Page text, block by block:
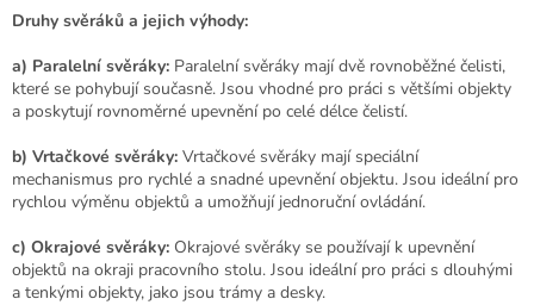
Druhy svěráků a jejich výhody:
a) Paralelní svěráky: Paralelní svěráky mají dvě rovnoběžné čelisti,
které se pohybují současně. Jsou vhodné pro práci s většími objekty
a poskytují rovnoměrné upevnění po celé délce čelistí.
b) Vrtačkové svěráky: Vrtačkové svěráky mají speciální
mechanismus pro rychlé a snadné upevnění objektu. Jsou ideální pro
rychlou výměnu objektů a umožňují jednoruční ovládání.
c) Okrajové svěráky: Okrajové svěráky se používají k upevnění
objektů na okraji pracovního stolu. Jsou ideální pro práci s dlouhými
a tenkými objekty, jako jsou trámy a desky.